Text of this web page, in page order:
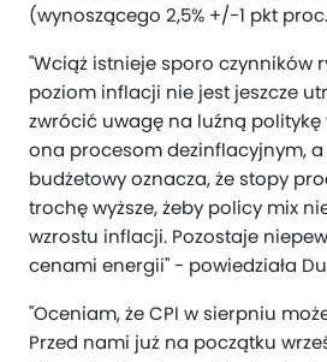
(wynoszącego 2,5% +/-1 pkt
"Wciąż istnieje sporo czynników
poziom inflacji nie jest jeszcze
zwrócić uwagę na luźną politykę
ona procesom dezinflacyjnym,
budżetowy oznacza, że stopy
trochę wyższe, żeby policy mix
wzrostu inflacji. Pozostaje
cenami energii" - powiedziała
"Oceniam, że CPI w sierpniu
Przed nami już na początku